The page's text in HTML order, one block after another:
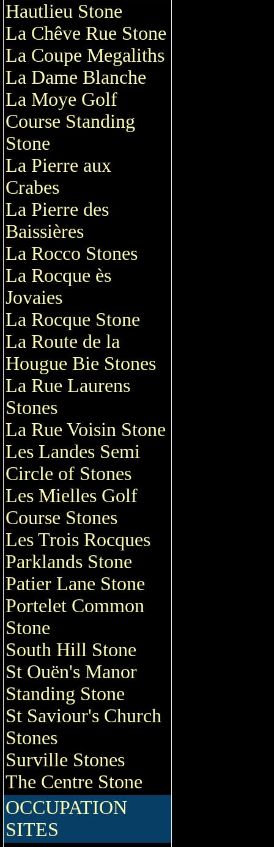
Hautlieu Stone
La Chêve Rue Stone
La Coupe Megaliths
La Dame Blanche
La Moye Golf
Course Standing
Stone
La Pierre aux
Crabes
La Pierre des
Baissières
La Rocco Stones
La Rocque ès
Jovaies
La Rocque Stone
La Route de la
Hougue Bie Stones
La Rue Laurens
Stones
La Rue Voisin Stone
Les Landes Semi
Circle of Stones
Les Mielles Golf
Course Stones
Les Trois Rocques
Parklands Stone
Patier Lane Stone
Portelet Common
Stone
South Hill Stone
St Ouën's Manor
Standing Stone
St Saviour's Church
Stones
Surville Stones
The Centre Stone
OCCUPATION
SITES